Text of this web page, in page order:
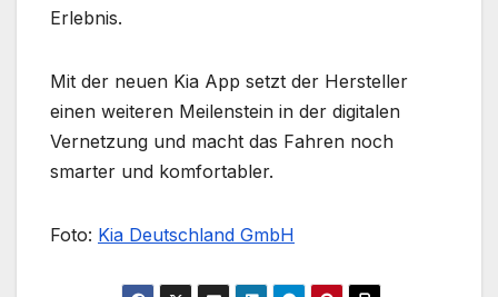
Erlebnis.
Mit der neuen Kia App setzt der Hersteller
einen weiteren Meilenstein in der digitalen
Vernetzung und macht das Fahren noch
smarter und komfortabler.
Foto: Kia Deutschland GmbH